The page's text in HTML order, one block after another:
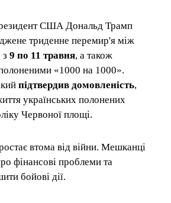
США Дональд Трамп
триденне перемир'я між
9 по 11 травня, а також
«1000 на 1000».
підтвердив домовленість,
українських полонених
Червоної площі.
втома від війни. Мешканці
фінансові проблеми та
бойові дії.